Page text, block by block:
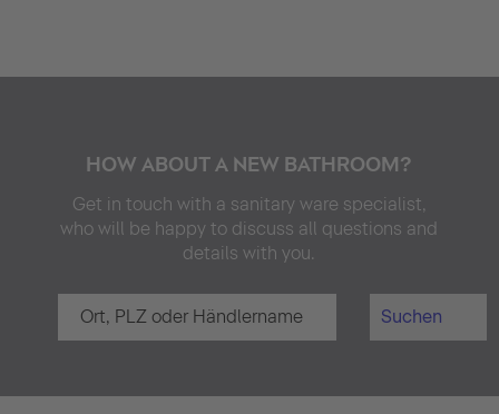
HOW ABOUT A NEW BATHROOM?
Get in touch with a sanitary ware specialist,
who will be happy to discuss all questions and
details with you.
Suchen